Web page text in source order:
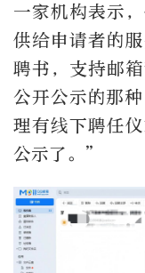
一家机构表示
供给申请者的
聘书，支持邮
公开公示的那
理有线下聘任
公示了。”